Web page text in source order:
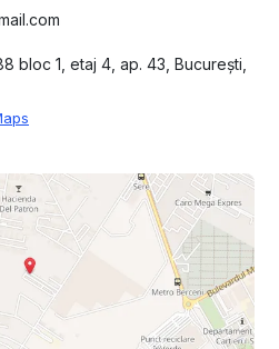
bloc 1, etaj 4, ap. 43, București,